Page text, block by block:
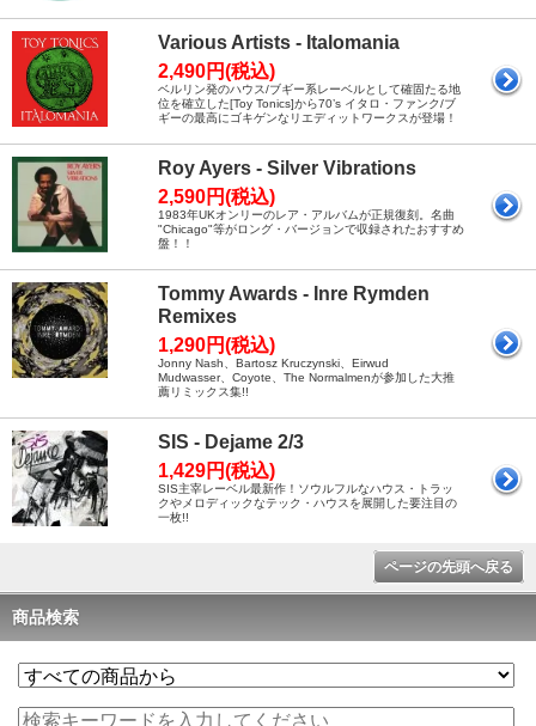
Various Artists - Italomania
2,490円(税込)
ベルリン発のハウス/ブギー系レーベルとして確固たる地
位を確立した[Toy Tonics]から70’s イタロ・ファンク/ブ
ギーの最高にゴキゲンなリエディットワークスが登場！
Roy Ayers - Silver Vibrations
2,590円(税込)
1983年UKオンリーのレア・アルバムが正規復刻。名曲
"Chicago"等がロング・バージョンで収録されたおすすめ
盤！！
Tommy Awards - Inre Rymden
Remixes
1,290円(税込)
Jonny Nash、Bartosz Kruczynski、Eirwud
Mudwasser、Coyote、The Normalmenが参加した大推
薦リミックス集!!
SIS - Dejame 2/3
1,429円(税込)
SIS主宰レーベル最新作！ソウルフルなハウス・トラッ
クやメロディックなテック・ハウスを展開した要注目の
一枚!!
ページの先頭へ戻る
商品検索